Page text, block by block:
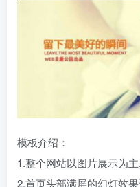
模板介绍：
1.整个网站以图片展示为
2.首页头部满屏的幻灯效果